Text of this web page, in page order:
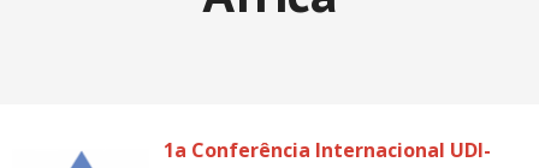
1a Conferência Internacional UDI-